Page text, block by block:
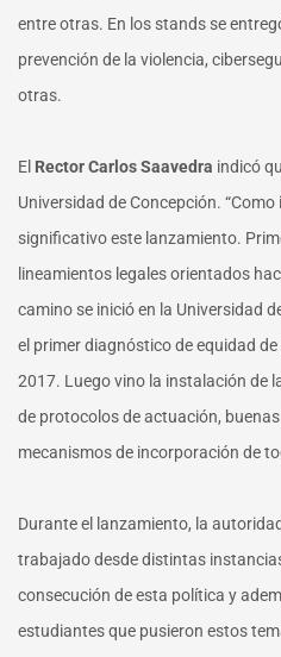
entre otras. En los stands se
prevención de la violencia,
otras.
El Rector Carlos Saavedra indicó
Universidad de Concepción.
significativo este lanzamiento.
lineamientos legales orientados
camino se inició en la Universidad
el primer diagnóstico de equidad
2017. Luego vino la instalación de
de protocolos de actuación,
mecanismos de incorporación de
Durante el lanzamiento, la
trabajado desde distintas
consecución de esta política y
estudiantes que pusieron estos